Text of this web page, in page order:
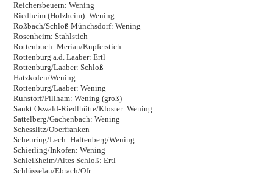
Reichersbeuern: Wening
Riedheim (Holzheim): Wening
Roßbach/Schloß Münchsdorf: Wening
Rosenheim: Stahlstich
Rottenbuch: Merian/Kupferstich
Rottenburg a.d. Laaber: Ertl
Rottenburg/Laaber: Schloß
Hatzkofen/Wening
Rottenburg/Laaber: Wening
Ruhstorf/Pillham: Wening (groß)
Sankt Oswald-Riedlhütte/Kloster: Wening
Sattelberg/Gachenbach: Wening
Schesslitz/Oberfranken
Scheuring/Lech: Haltenberg/Wening
Schierling/Inkofen: Wening
Schleißheim/Altes Schloß: Ertl
Schlüsselau/Ebrach/Ofr.